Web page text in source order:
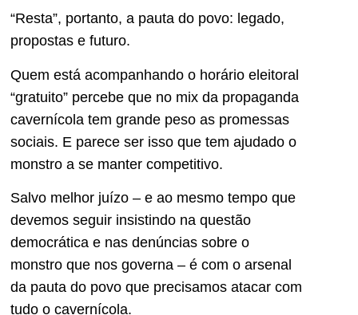
“Resta”, portanto, a pauta do povo: legado,
propostas e futuro.
Quem está acompanhando o horário eleitoral
“gratuito” percebe que no mix da propaganda
cavernícola tem grande peso as promessas
sociais. E parece ser isso que tem ajudado o
monstro a se manter competitivo.
Salvo melhor juízo – e ao mesmo tempo que
devemos seguir insistindo na questão
democrática e nas denúncias sobre o
monstro que nos governa – é com o arsenal
da pauta do povo que precisamos atacar com
tudo o cavernícola.